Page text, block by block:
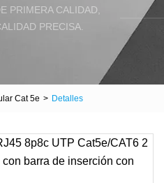
PRIMERA CALIDAD,
PRECISA.
Cat 5e > Detalles